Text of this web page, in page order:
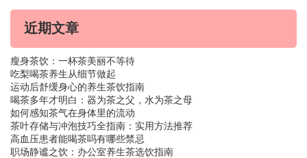
近期文章
瘦身茶饮：一杯茶美丽不等待
吃梨喝茶养生从细节做起
运动后舒缓身心的养生茶饮指南
喝茶多年才明白：器为茶之父，水为茶之母
如何感知茶气在身体里的流动
茶叶存储与冲泡技巧全指南：实用方法推荐
高血压患者能喝茶吗有哪些禁忌
职场静谧之饮：办公室养生茶选饮指南